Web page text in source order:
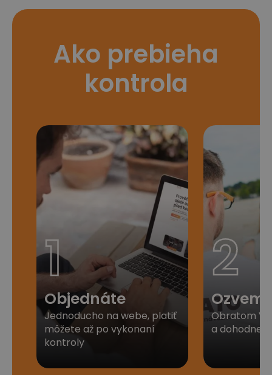
Ako prebieha
kontrola
1
Objednáte
Jednoducho na webe, platiť
môžete až po vykonaní
kontroly
2
Obratom
a